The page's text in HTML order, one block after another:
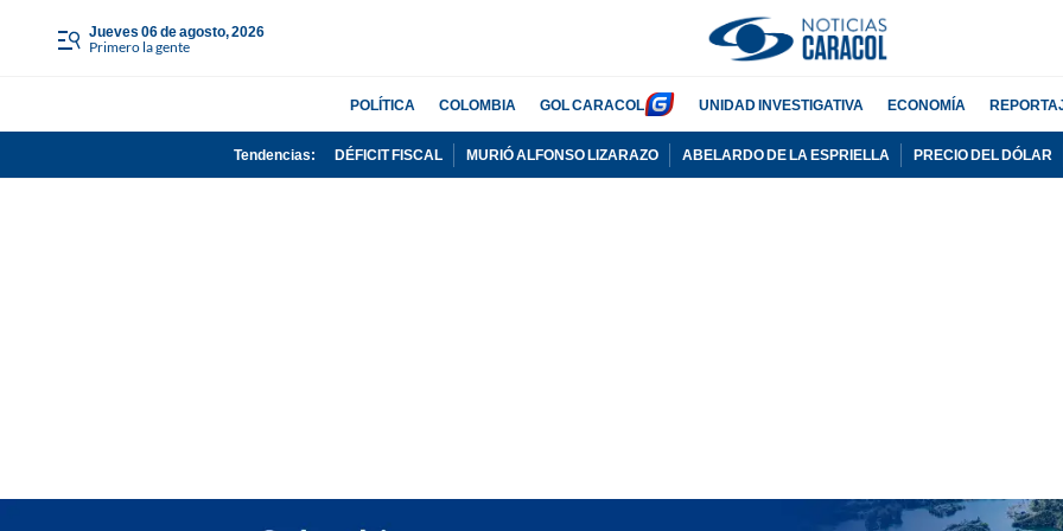
jueves 06 de agosto, 2026
Primero la gente
POLÍTICA COLOMBIA GOL CARACOL UNIDAD INVESTIGATIVA ECONOMÍA
Tendencias: DÉFICIT FISCAL MURIÓ ALFONSO LIZARAZO ABELARDO DE LA ESPRIELLA PRECIO DEL DÓLAR